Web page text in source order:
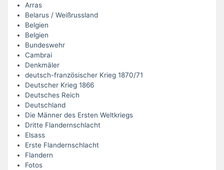
Arras
Belarus / Weißrussland
Belgien
Belgien
Bundeswehr
Cambrai
Denkmäler
deutsch-französischer Krieg 1870/71
Deutscher Krieg 1866
Deutsches Reich
Deutschland
Die Männer des Ersten Weltkriegs
Dritte Flandernschlacht
Elsass
Erste Flandernschlacht
Flandern
Fotos